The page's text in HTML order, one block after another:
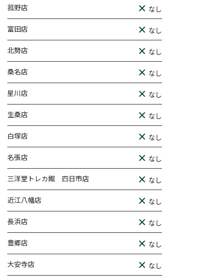
菰野店 なし
富田店 なし
北勢店 なし
桑名店 なし
星川店 なし
生桑店 なし
白塚店 なし
名張店 なし
三洋堂トレカ館 四日市店 なし
近江八幡店 なし
長浜店 なし
豊郷店 なし
大安寺店 なし